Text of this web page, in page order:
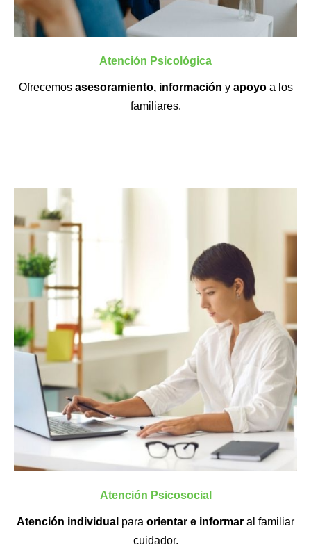
Atención Psicológica
Ofrecemos asesoramiento, información y apoyoa los
familiares.
Atención Psicosocial
Atención individual para orientar e informar al familiar
cuidador.